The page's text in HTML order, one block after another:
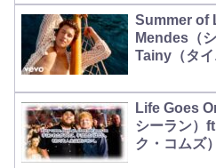
Summer of
Mendes（
Tainy（タイ
Life Goes
シーラン）
ク・コムズ